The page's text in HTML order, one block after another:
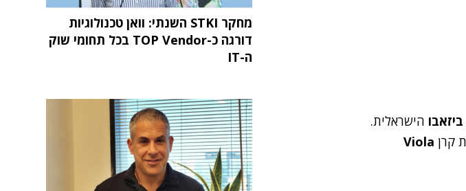
ביזאבו הישראלית.
Viola
מחקר STKI השנתי: וואן טכנולוגיות
דורגה כ-TOP Vendor בכל תחומי שוק
ה-IT